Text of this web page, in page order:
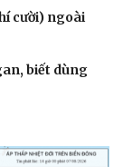
cười) ngoài
biết dùng